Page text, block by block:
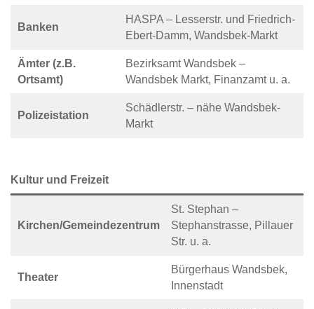
Banken
HASPA – Lesserstr. und Friedrich-
Ebert-Damm, Wandsbek-Markt
Ämter (z.B.
Ortsamt)
Bezirksamt Wandsbek –
Wandsbek Markt, Finanzamt u. a.
Polizeistation
Schädlerstr. – nähe Wandsbek-
Markt
Kultur und Freizeit
Kirchen/Gemeindezentrum
St. Stephan –
Stephanstrasse, Pillauer
Str. u. a.
Theater
Bürgerhaus Wandsbek,
Innenstadt